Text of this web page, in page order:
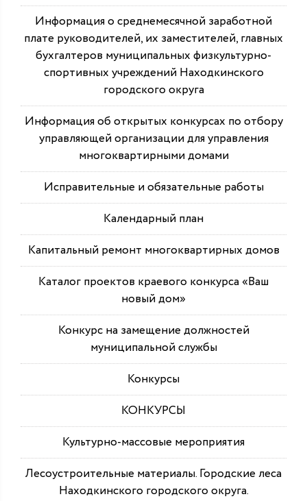
Информация о среднемесячной заработной
плате руководителей, их заместителей, главных
бухгалтеров муниципальных физкультурно-
спортивных учреждений Находкинского
городского округа
Информация об открытых конкурсах по отбору
управляющей организации для управления
многоквартирными домами
Исправительные и обязательные работы
Календарный план
Капитальный ремонт многоквартирных домов
Каталог проектов краевого конкурса «Ваш
новый дом»
Конкурс на замещение должностей
муниципальной службы
Конкурсы
КОНКУРСЫ
Культурно-массовые мероприятия
Лесоустроительные материалы. Городские леса
Находкинского городского округа.